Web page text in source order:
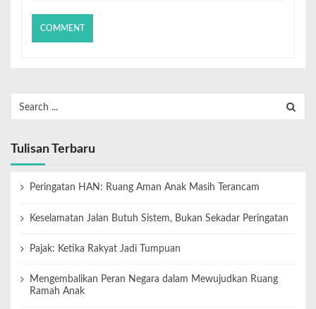
Tulisan Terbaru
Peringatan HAN: Ruang Aman Anak Masih Terancam
Keselamatan Jalan Butuh Sistem, Bukan Sekadar Peringatan
Pajak: Ketika Rakyat Jadi Tumpuan
Mengembalikan Peran Negara dalam Mewujudkan Ruang
Ramah Anak